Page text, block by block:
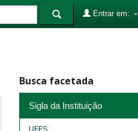
Entrar em:
Busca facetada
Sigla da Instituição
UFFS